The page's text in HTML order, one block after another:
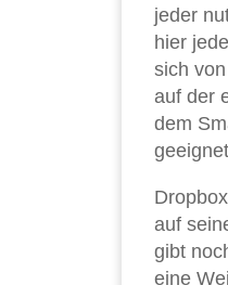
jeder
hier
sich
auf der
dem
auf
gibt
eine